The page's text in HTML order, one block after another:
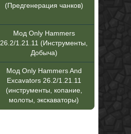
(Предгенерация чанков)
Мод Only Hammers
26.2/1.21.11 (Инструменты,
Добыча)
Мод Only Hammers And
Excavators 26.2/1.21.11
(инструменты, копание,
молоты, экскаваторы)